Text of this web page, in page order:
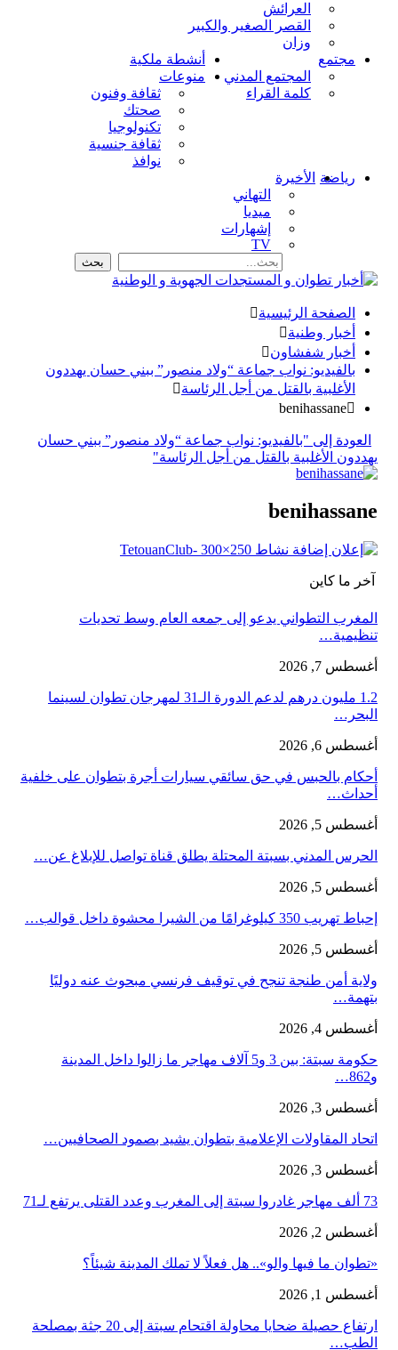
العرائش
القصر الصغير والكبير
وزان
مجتمع
المجتمع المدني
كلمة القراء
أنشطة ملكية
منوعات
ثقافة وفنون
صحتك
تكنولوجيا
ثقافة جنسية
نوافذ
رياضة الأخيرة
التهاني
ميديا
إشهارات
TV
الصفحة الرئيسية
أخبار وطنية
أخبار شفشاون
بالفيديو: نواب جماعة “ولاد منصور” ببني حسان يهددون
الأغلبية بالقتل من أجل الرئاسة
benihassane
العودة إلى "بالفيديو: نواب جماعة “ولاد منصور” ببني حسان
يهددون الأغلبية بالقتل من أجل الرئاسة"
benihassane
آخر ما كاين
المغرب التطواني يدعو إلى جمعه العام وسط تحديات
تنظيمية…
أغسطس 7, 2026
1.2 مليون درهم لدعم الدورة الـ31 لمهرجان تطوان لسينما
البحر…
أغسطس 6, 2026
أحكام بالحبس في حق سائقي سيارات أجرة بتطوان على خلفية
أحداث…
أغسطس 5, 2026
الحرس المدني بسبتة المحتلة يطلق قناة تواصل للإبلاغ عن…
أغسطس 5, 2026
إحباط تهريب 350 كيلوغرامًا من الشيرا محشوة داخل قوالب…
أغسطس 5, 2026
ولاية أمن طنجة تنجح في توقيف فرنسي مبحوث عنه دوليًا
بتهمة…
أغسطس 4, 2026
حكومة سبتة: بين 3 و5 آلاف مهاجر ما زالوا داخل المدينة
أغسطس 3, 2026
اتحاد المقاولات الإعلامية بتطوان يشيد بصمود الصحافيين…
أغسطس 3, 2026
أغسطس 2, 2026
«تطوان ما فيها والو».. هل فعلاً لا تملك المدينة شيئاً؟
أغسطس 1, 2026
ارتفاع حصيلة ضحايا محاولة اقتحام سبتة إلى 20 جثة بمصلحة
الطب…